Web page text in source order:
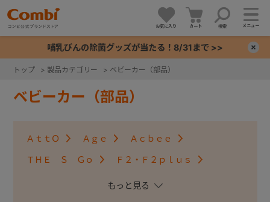
お気に入り カート 検索 メニュー
哺乳びんの除菌グッズが当たる！8/31まで >>
トップ > 製品カテゴリー > ベビーカー（部品）
ベビーカー（部品）
ＡｔｔＯ Ａｇｅ Ａｃｂｅｅ
ＴＨＥ Ｓ Ｇｏ Ｆ２・Ｆ２ｐｌｕｓ
アンブレッタ４キャス クロスゴー